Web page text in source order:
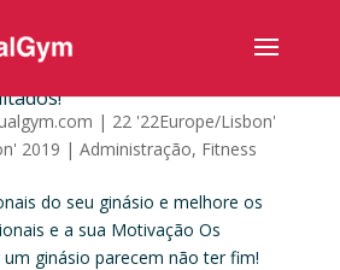
| 22 '22Europe/Lisbon'
2019 | Administração, Fitness
do seu ginásio e melhore os
e a sua Motivação Os
ginásio parecem não ter fim!